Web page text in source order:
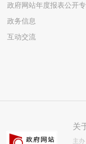
政府网站年度报表公开
政务信息
互动交流
关
主办